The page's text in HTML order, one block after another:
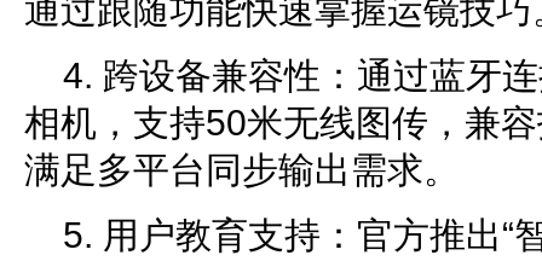
通过跟随功能快速掌握运镜技巧
4. 跨设备兼容性：通过蓝牙
相机，支持50米无线图传，兼
满足多平台同步输出需求。
5. 用户教育支持：官方推出“